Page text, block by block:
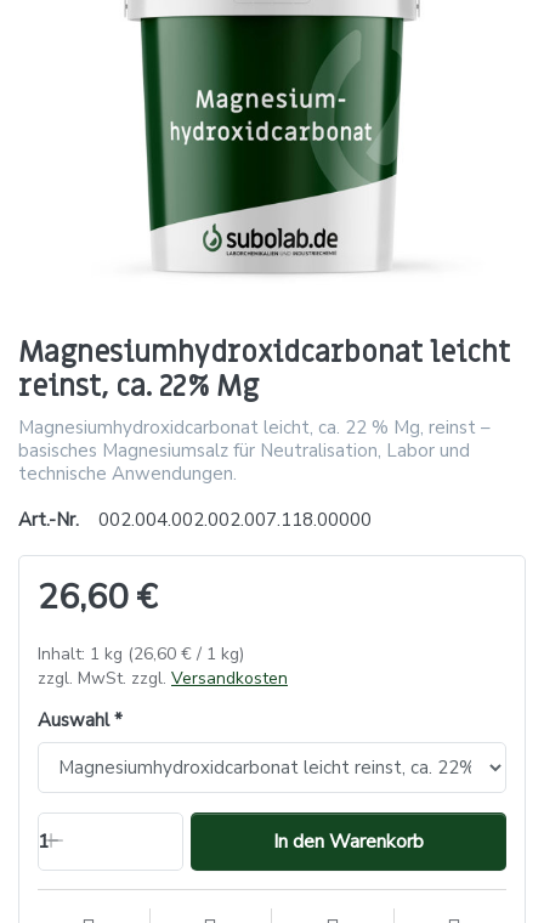
Magnesiumhydroxidcarbonat leicht
reinst, ca. 22% Mg
Magnesiumhydroxidcarbonat leicht, ca. 22 % Mg, reinst –
basisches Magnesiumsalz für Neutralisation, Labor und
technische Anwendungen.
Art.-Nr.
002.004.002.002.007.118.00000
26,60 €
Inhalt: 1 kg (26,60 € / 1 kg)
zzgl. MwSt. zzgl. Versandkosten
Auswahl
1 In den Warenkorb